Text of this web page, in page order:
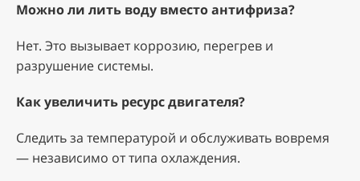
Можно ли лить воду вместо антифриза?
Нет. Это вызывает коррозию, перегрев и
разрушение системы.
Как увеличить ресурс двигателя?
Следить за температурой и обслуживать вовремя
— независимо от типа охлаждения.